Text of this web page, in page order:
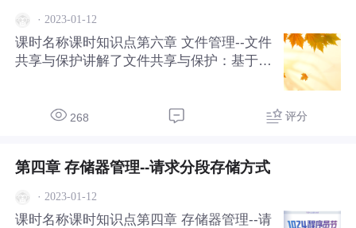
· 2023-01-12
课时名称课时知识点第六章 文件管理--文件
共享与保护讲解了文件共享与保护：基于索
268 评分
第四章 存储器管理--请求分段存储方式
· 2023-01-12
课时名称课时知识点第四章 存储器管理--请